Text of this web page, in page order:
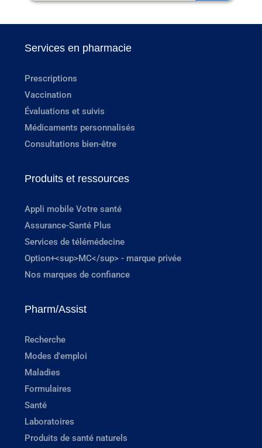
Services en pharmacie
Prescriptions
Vaccination
Évaluations et suivis
Médicaments personnalisés
Consultations bien-être
Produits et ressources
Appli mobile Votre santé
Assurance-Santé Plus
Services de télémédecine
Option+<sup>MC</sup> - marque privée
Nos marques de confiance
Pharm/Assist
Recherche
Modes d'emploi
Maladies
Formulaires
Santé
Laboratoires
Produits de santé naturels